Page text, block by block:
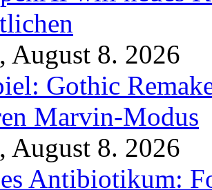
August 8. 2026
Gothic
Marvin-Modus
August 8. 2026
Antibiotikum: